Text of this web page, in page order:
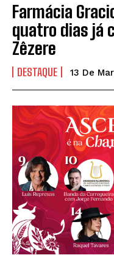
Farmácia
quatro dias já
Zêzere
DESTAQUE 13 De